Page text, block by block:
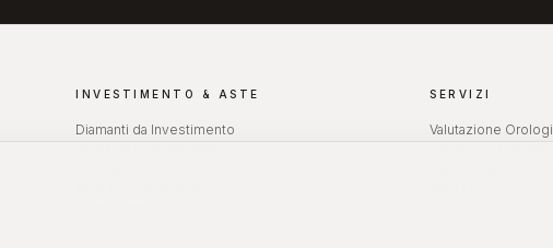
INVESTIMENTO & ASTE
Diamanti da Investimento
SERVIZI
Valutazione Orologi